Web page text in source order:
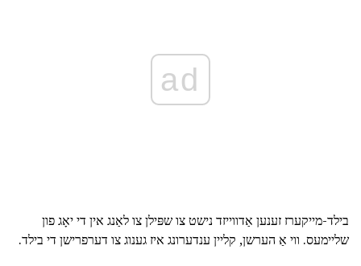
ad
בילד-מייקערז זענען אַדווייזד נישט צו שפּילן צו לאַנג אין די יאָג פון
שליימעס. ווי אַ הערשן, קליין ענדערונג איז גענוג צו דערפרישן די בילד.